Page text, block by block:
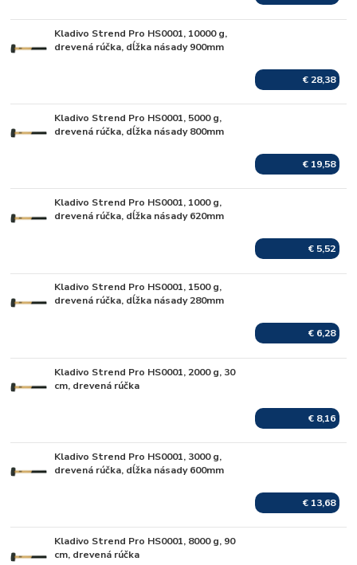
Kladivo Strend Pro HS0001, 10000 g,
drevená rúčka, dĺžka násady 900mm
€ 28,38
Kladivo Strend Pro HS0001, 5000 g,
drevená rúčka, dĺžka násady 800mm
€ 19,58
Kladivo Strend Pro HS0001, 1000 g,
drevená rúčka, dĺžka násady 620mm
€ 5,52
Kladivo Strend Pro HS0001, 1500 g,
drevená rúčka, dĺžka násady 280mm
€ 6,28
Kladivo Strend Pro HS0001, 2000 g, 30
cm, drevená rúčka
€ 8,16
Kladivo Strend Pro HS0001, 3000 g,
drevená rúčka, dĺžka násady 600mm
€ 13,68
Kladivo Strend Pro HS0001, 8000 g, 90
cm, drevená rúčka